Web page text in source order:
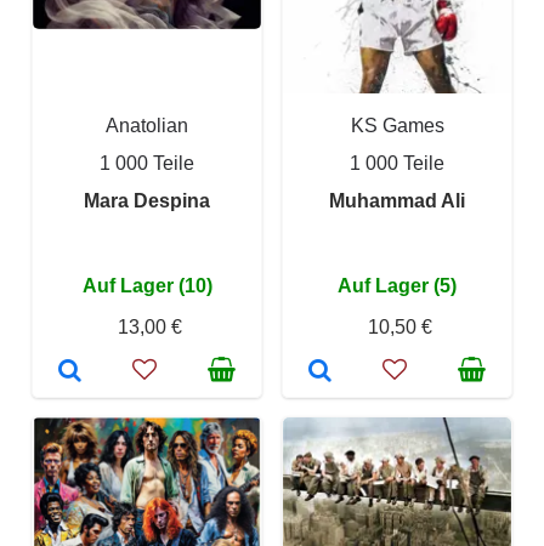
Anatolian
1 000 Teile
Mara Despina
Auf Lager (10)
13,00 €
KS Games
1 000 Teile
Muhammad Ali
Auf Lager (5)
10,50 €